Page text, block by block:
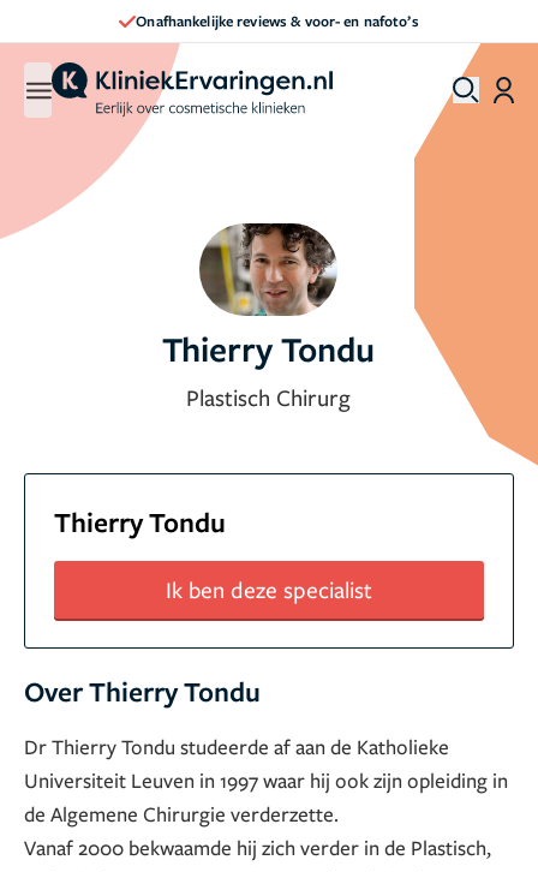
Direct een afspraak maken
Thierry Tondu
Plastisch Chirurg
Thierry Tondu
Ik ben deze specialist
Over Thierry Tondu
Dr Thierry Tondu studeerde af aan de Katholieke
Universiteit Leuven in 1997 waar hij ook zijn opleiding in
de Algemene Chirurgie verderzette.
Vanaf 2000 bekwaamde hij zich verder in de Plastisch,